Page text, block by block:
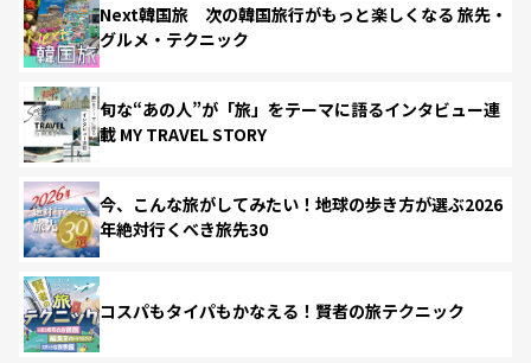
Next韓国旅 次の韓国旅行がもっと楽しくなる 旅先・
グルメ・テクニック
旬な“あの人”が「旅」をテーマに語るインタビュー連
載 MY TRAVEL STORY
今、こんな旅がしてみたい！地球の歩き方が選ぶ2026
年絶対行くべき旅先30
コスパもタイパもかなえる！賢者の旅テクニック